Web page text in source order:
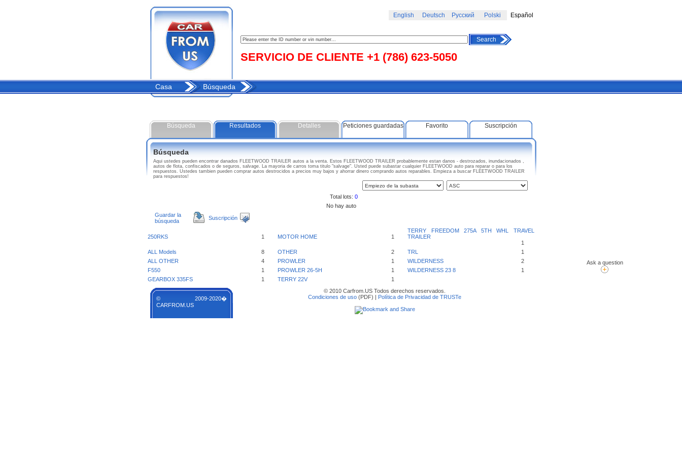
Ask a question
English Deutsch Русский Polski Español
SERVICIO DE CLIENTE +1 (786) 623-5050
Search
Casa Búsqueda
Búsqueda Resultados Detalles Peticiones guardadas Favorito Suscripción
Búsqueda
Aqui ustedes pueden encontrar danados FLEETWOOD TRAILER autos a la venta. Estos FLEETWOOD TRAILER probablemente estan danos - destrozados, inundacionados ,
autos de flota, confiscados o de seguros, salvage. La mayoria de carros toma titulo "salvage". Usted puede subastar cualquier FLEETWOOD auto para reparar o para los
respuestos. Ustedes tambien pueden comprar autos destrocidos a precios muy bajos y ahorrar dinero comprando autos reparables. Empieza a buscar FLEETWOOD TRAILER
para respuestos!
Total lots: 0
No hay auto
Guardar la
búsqueda
Suscripción
250RKS 1 MOTOR HOME 1
TERRY FREEDOM 275A 5TH WHL TRAVEL
TRAILER
1
ALL Models
8 OTHER 2 TRL
1
ALL OTHER
4 PROWLER 1 WILDERNESS
2
F550
1 PROWLER 26-5H 1 WILDERNESS 23 8
1
GEARBOX 335FS
1 TERRY 22V 1
© 2009-2020�
CARFROM.US
© 2010 Carfrom.US Todos derechos reservados.
Condiciones de uso (PDF) | Política de Privacidad de TRUSTe